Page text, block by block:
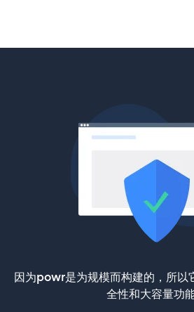
因为powr是为规模而构建的，所以
全性和大容量功能